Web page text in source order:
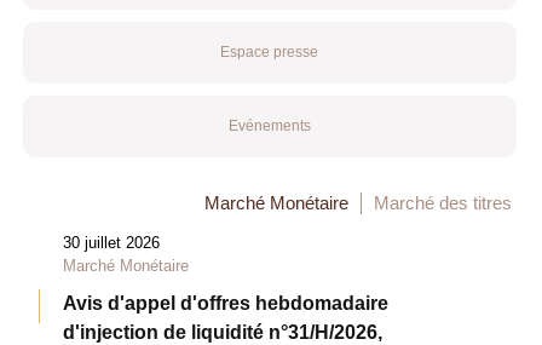
Espace presse
Evénements
Marché Monétaire Marché des titres
30 juillet 2026
Marché Monétaire
Avis d'appel d'offres hebdomadaire
d'injection de liquidité n°31/H/2026,